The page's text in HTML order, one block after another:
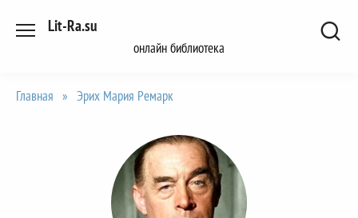
Lit-Ra.su
онлайн библиотека
Главная » Эрих Мария Ремарк